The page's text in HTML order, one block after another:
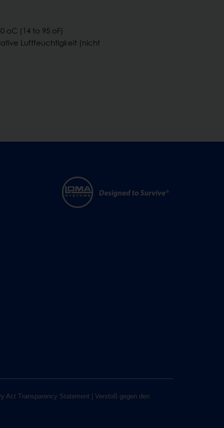
oC (14 to 95 oF)
Luftfeuchtigkeit (nicht
Act Transparency Statement | Verstoß gegen den